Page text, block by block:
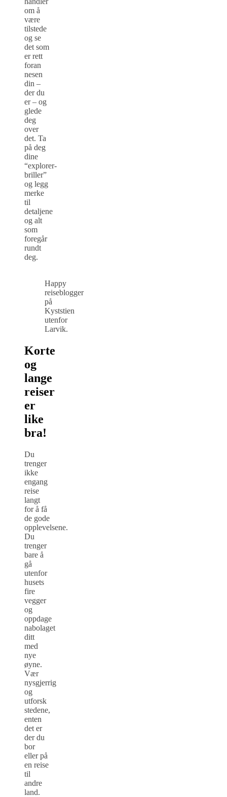
om å
være
tilstede
og se
det som
er rett
foran
nesen
din –
der du
er – og
glede
deg
over
det. Ta
på deg
dine
“explorer-
briller”
og legg
merke
til
detaljene
og alt
som
foregår
rundt
deg.
Happy
reiseblogger
på
Kyststien
utenfor
Larvik.
Korte
og
lange
reiser
er
like
bra!
Du
trenger
ikke
engang
reise
langt
for å få
de gode
opplevelsene.
Du
trenger
bare å
gå
utenfor
husets
fire
vegger
og
oppdage
nabolaget
ditt
med
nye
øyne.
Vær
nysgjerrig
og
utforsk
stedene,
enten
det er
der du
bor
eller på
en reise
til
andre
land.